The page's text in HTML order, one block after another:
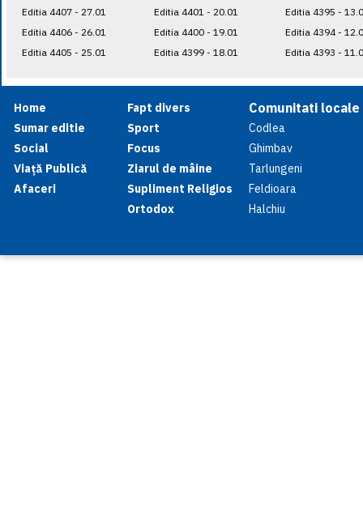
Editia 4407 - 27.01
Editia 4406 - 26.01
Editia 4405 - 25.01
Editia 4401 - 20.01
Editia 4400 - 19.01
Editia 4399 - 18.01
Editia 4395 -
Editia 4394 -
Editia 4393 -
Home
Sumar editie
Social
Viață Publică
Afaceri
Fapt divers
Sport
Focus
Ziarul de mâine
Supliment Religios
Ortodox
Comunitati locale
Codlea
Ghimbav
Tarlungeni
Feldioara
Halchiu